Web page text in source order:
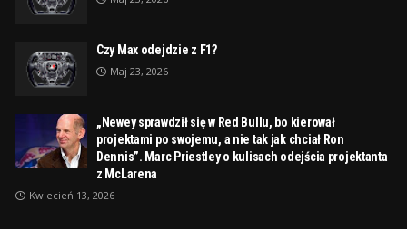
Czy Max odejdzie z F1?
Maj 23, 2026
„Newey sprawdził się w Red Bullu, bo kierował
projektami po swojemu, a nie tak jak chciał Ron
Dennis”. Marc Priestley o kulisach odejścia projektanta
z McLarena
Kwiecień 13, 2026